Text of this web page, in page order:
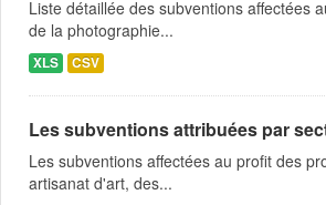
Liste détaillée des subventions affectées
de la photographie...
XLS CSV
Les subventions attribuées par
Les subventions affectées au profit des
artisanat d'art, des...